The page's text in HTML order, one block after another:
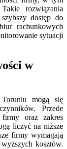
rozwiązania
dostęp do
rachunkowych
sytuacji
w
mogą się
Przede
oraz zakres
liczyć na niższe
firmy wymagają
kosztów.